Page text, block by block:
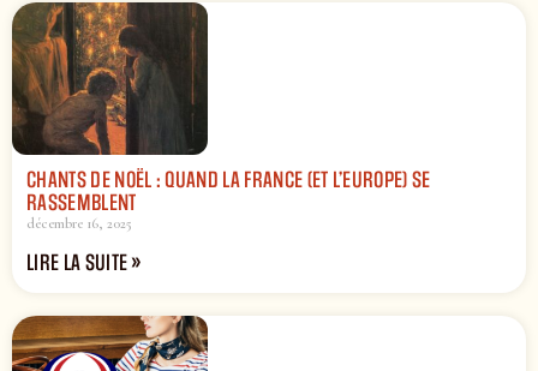
CHANTS DE NOËL : QUAND LA FRANCE (ET L’EUROPE) SE
RASSEMBLENT
décembre 16, 2025
LIRE LA SUITE »